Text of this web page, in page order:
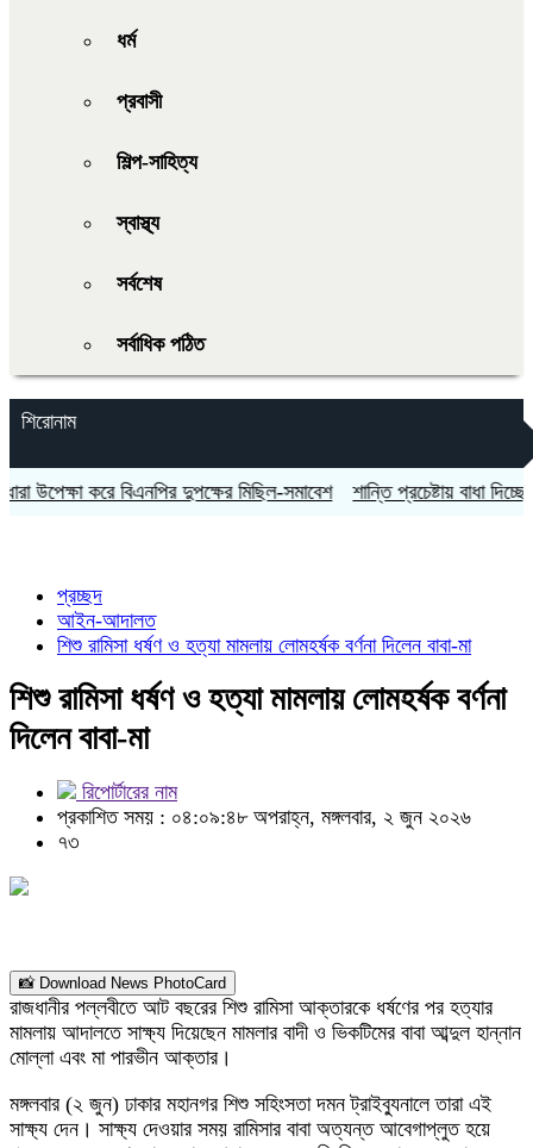
ধর্ম
প্রবাসী
শিল্প-সাহিত্য
স্বাস্থ্য
সর্বশেষ
সর্বাধিক পঠিত
শিরোনাম
করে বিএনপির দুপক্ষের মিছিল-সমাবেশ শান্তি প্রচেষ্টায় বাধা দিচ্ছে
প্রচ্ছদ
আইন-আদালত
শিশু রামিসা ধর্ষণ ও হত্যা মামলায় লোমহর্ষক বর্ণনা দিলেন বাবা-মা
শিশু রামিসা ধর্ষণ ও হত্যা মামলায় লোমহর্ষক বর্ণনা
দিলেন বাবা-মা
রিপোর্টারের নাম
প্রকাশিত সময় : ০৪:০৯:৪৮ অপরাহ্ন, মঙ্গলবার, ২ জুন ২০২৬
৭৩
📸 Download News PhotoCard
রাজধানীর পল্লবীতে আট বছরের শিশু রামিসা আক্তারকে ধর্ষণের পর হত্যার
মামলায় আদালতে সাক্ষ্য দিয়েছেন মামলার বাদী ও ভিকটিমের বাবা আব্দুল হান্নান
মোল্লা এবং মা পারভীন আক্তার।
মঙ্গলবার (২ জুন) ঢাকার মহানগর শিশু সহিংসতা দমন ট্রাইব্যুনালে তারা এই
সাক্ষ্য দেন। সাক্ষ্য দেওয়ার সময় রামিসার বাবা অত্যন্ত আবেগাপ্লুত হয়ে